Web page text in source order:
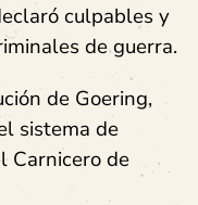
culpables y
de guerra.
de Goering,
sistema de
Carnicero de